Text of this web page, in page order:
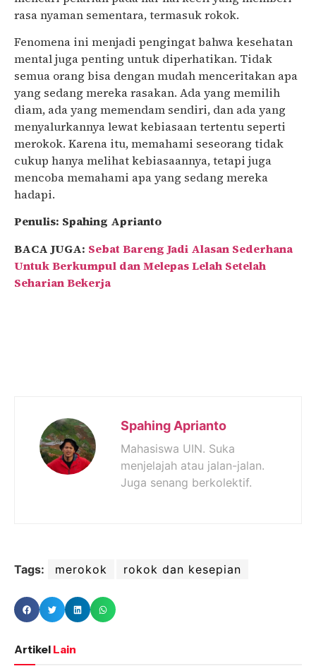
rasa nyaman sementara, termasuk rokok.
Fenomena ini menjadi pengingat bahwa kesehatan
mental juga penting untuk diperhatikan. Tidak
semua orang bisa dengan mudah menceritakan apa
yang sedang mereka rasakan. Ada yang memilih
diam, ada yang memendam sendiri, dan ada yang
menyalurkannya lewat kebiasaan tertentu seperti
merokok. Karena itu, memahami seseorang tidak
cukup hanya melihat kebiasaannya, tetapi juga
mencoba memahami apa yang sedang mereka
hadapi.
Penulis: Spahing Aprianto
BACA JUGA: Sebat Bareng Jadi Alasan Sederhana
Untuk Berkumpul dan Melepas Lelah Setelah
Seharian Bekerja
Spahing Aprianto
Mahasiswa UIN. Suka
menjelajah atau jalan-jalan.
Juga senang berkolektif.
Tags: merokok rokok dan kesepian
Artikel Lain